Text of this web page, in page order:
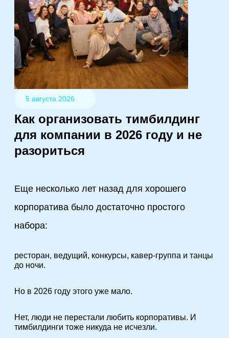
5 августа 2026
Как организовать тимбилдинг
для компании в 2026 году и не
разориться
Еще несколько лет назад для хорошего
корпоратива было достаточно простого
набора:
ресторан, ведущий, конкурсы, кавер-группа и танцы
до ночи.
Но в 2026 году этого уже мало.
Нет, люди не перестали любить корпоративы. И
тимбилдинги тоже никуда не исчезли.